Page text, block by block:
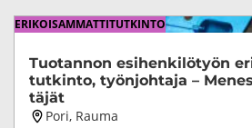
ERI­KOI­SAM­MAT­TI­TUT­KIN­TO
Tuo­tan­non esi­hen­ki­lö­työn
tut­kin­to, työn­joh­ta­ja –
tä­jät
Koulutuksen
Pori, Rauma